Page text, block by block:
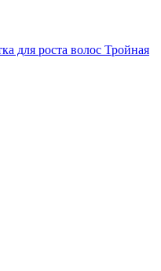
для роста волос Тройная